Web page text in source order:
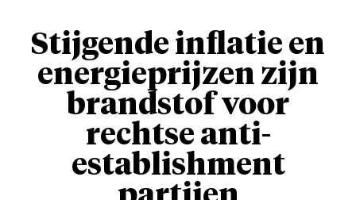
Stijgende inflatie en
energieprijzen zijn
brandstof voor
rechtse anti-
establishment